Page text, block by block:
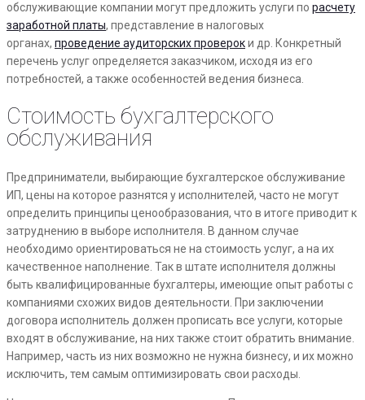
обслуживающие компании могут предложить услуги по расчету
заработной платы, представление в налоговых
органах, проведение аудиторских провероки др. Конкретный
перечень услуг определяется заказчиком, исходя из его
потребностей, а также особенностей ведения бизнеса.
Стоимость бухгалтерского
обслуживания
Предприниматели, выбирающие бухгалтерское обслуживание
ИП, цены на которое разнятся у исполнителей, часто не могут
определить принципы ценообразования, что в итоге приводит к
затруднению в выборе исполнителя. В данном случае
необходимо ориентироваться не на стоимость услуг, а на их
качественное наполнение. Так в штате исполнителя должны
быть квалифицированные бухгалтеры, имеющие опыт работы с
компаниями схожих видов деятельности. При заключении
договора исполнитель должен прописать все услуги, которые
входят в обслуживание, на них также стоит обратить внимание.
Например, часть из них возможно не нужна бизнесу, и их можно
исключить, тем самым оптимизировать свои расходы.